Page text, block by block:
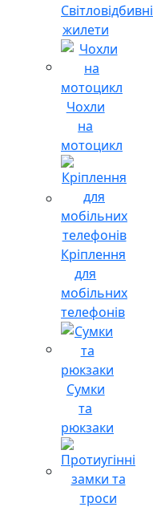
Світловідбивні
жилети
Чохли
на
мотоцикл
Кріплення
для
мобільних
телефонів
Сумки
та
рюкзаки